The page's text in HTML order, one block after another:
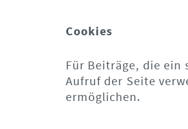
Cookies
Für Beiträge, die ein
Aufruf der Seite
ermöglichen.